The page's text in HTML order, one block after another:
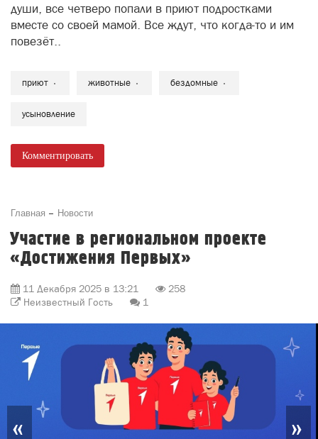
души, все четверо попали в приют подростками
вместе со своей мамой. Все ждут, что когда-то и им
повезёт..
приют животные бездомные
усыновление
Комментировать
Главная Новости
Участие в региональном проекте
«Достижения Первых»
11 Декабря 2025 в 13:21
258
Неизвестный Гость
1
« »